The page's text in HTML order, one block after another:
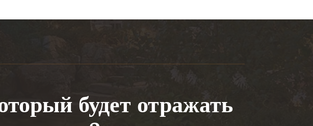
будет отражать